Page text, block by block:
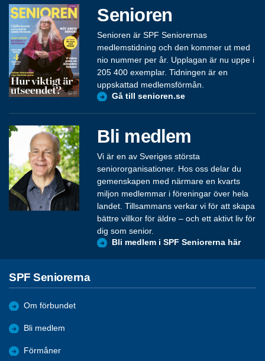
Senioren
Senioren är SPF Seniorernas
medlemstidning och den kommer ut med
nio nummer per år. Upplagan är nu uppe i
205 400 exemplar. Tidningen är en
uppskattad medlemsförmån.
Gå till senioren.se
Bli medlem
Vi är en av Sveriges största
seniororganisationer. Hos oss delar du
gemenskapen med närmare en kvarts
miljon medlemmar i föreningar över hela
landet. Tillsammans verkar vi för att skapa
bättre villkor för äldre – och ett aktivt liv för
dig som senior.
Bli medlem i SPF Seniorerna här
SPF Seniorerna
Om förbundet
Bli medlem
Förmåner